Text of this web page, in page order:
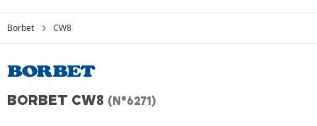
Borbet CW8
BORBET CW8 (N°6271)